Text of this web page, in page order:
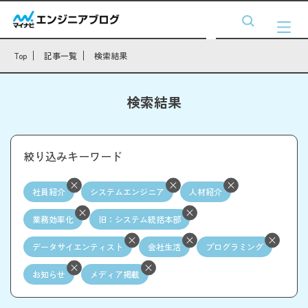
Top 記事一覧 検索結果
検索結果
絞り込みキーワード
社員紹介 システムエンジニア 人材紹介
業務効率化 旧：システム統括本部
データサイエンティスト 会社生活 プログラミング
お知らせ メディア掲載